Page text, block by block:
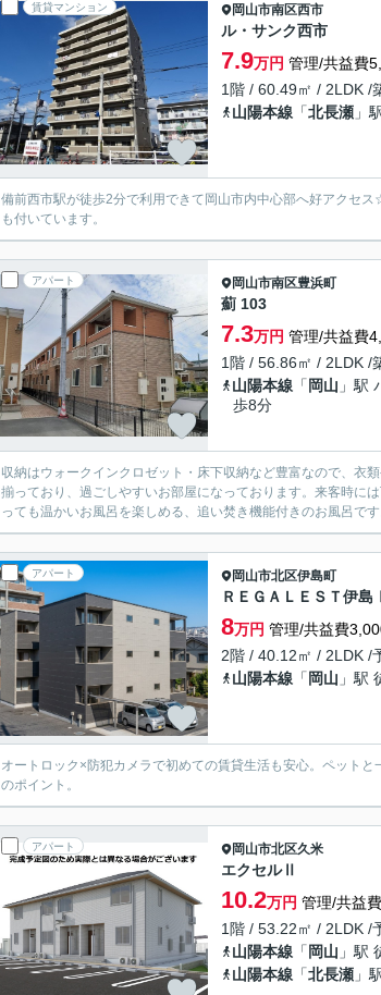
賃貸マンション 岡山市南区西市
ル・サンク西市
7.9万円 管理/共益費
1階 / 60.49㎡ / 2LDK /
山陽本線 「北長瀬 」
備前西市駅が徒歩2分で利用できて岡山市内中心部へ好アクセ
も付いています。
アパート 岡山市南区豊浜町
薊 103
7.3万円 管理/共益費
1階 / 56.86㎡ / 2LDK /
山陽本線 「 岡山 」駅
歩8分
収納はウォークインクロゼット・床下収納など豊富なので、衣
揃っており、過ごしやすいお部屋になっております。来客時に
っても温かいお風呂を楽しめる、追い焚き機能付きのお風呂で
アパート 岡山市北区伊島町
ＲＥＧＡＬＥＳＴ伊
8万円 管理/共益費
2階 / 40.12㎡ / 2LDK /
山陽本線 「 岡山 」駅
オートロック×防犯カメラで初めての賃貸生活も安心。ペット
のポイント。
アパート 岡山市北区久米
エクセルⅡ
10.2万円 管理/共益
1階 / 53.22㎡ / 2LDK /
山陽本線 「 岡山 」駅
山陽本線 「北長瀬 」